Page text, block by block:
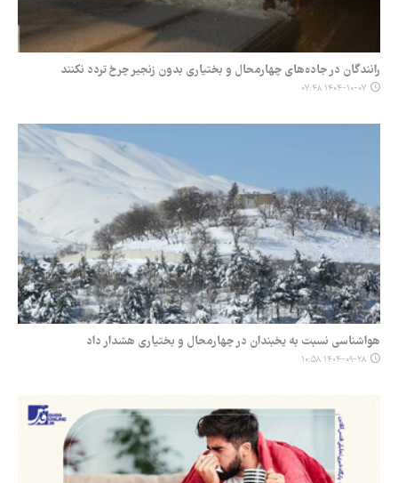
رانندگان در جاده‌های چهارمحال و بختیاری بدون زنجیر چرخ تردد نکنند
۱۴۰۴-۱۰-۰۷ ۰۷:۴۸
هواشناسی نسبت به یخبندان در چهارمحال و بختیاری هشدار داد
۱۴۰۴-۰۹-۲۸ ۱۰:۵۸